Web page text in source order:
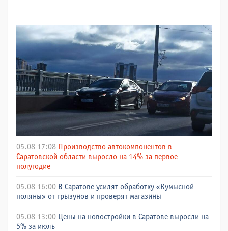
05.08 17:08 Производство автокомпонентов в
Саратовской области выросло на 14% за первое
полугодие
05.08 16:00 В Саратове усилят обработку «Кумысной
поляны» от грызунов и проверят магазины
05.08 13:00
Цены на новостройки в Саратове выросли на
5% за июль